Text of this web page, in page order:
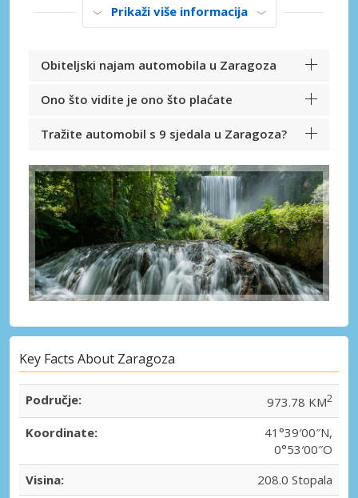
Prikaži više informacija
Obiteljski najam automobila u Zaragoza
Ono što vidite je ono što plaćate
Tražite automobil s 9 sjedala u Zaragoza?
Key Facts About Zaragoza
Područje: 973.78 KM2
Koordinate:
41°39′00″N,
0°53′00″O
Visina:
208.0 Stopala